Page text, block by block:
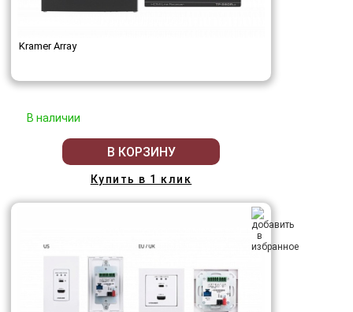
Kramer Array
В наличии
В КОРЗИНУ
Купить в 1 клик